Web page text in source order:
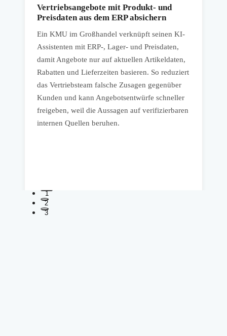
Vertriebsangebote mit Produkt- und
Preisdaten aus dem ERP absichern
Ein KMU im Großhandel verknüpft seinen KI-
Assistenten mit ERP-, Lager- und Preisdaten,
damit Angebote nur auf aktuellen Artikeldaten,
Rabatten und Lieferzeiten basieren. So reduziert
das Vertriebsteam falsche Zusagen gegenüber
Kunden und kann Angebotsentwürfe schneller
freigeben, weil die Aussagen auf verifizierbaren
internen Quellen beruhen.
1
2
3